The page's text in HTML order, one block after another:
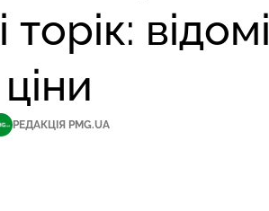
торік: відомі
ціни
РЕДАКЦІЯ PMG.UA